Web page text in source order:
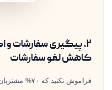
۲. پیگیری سفارشات و
کاهش لغو سفارشات
فراموش نکنید